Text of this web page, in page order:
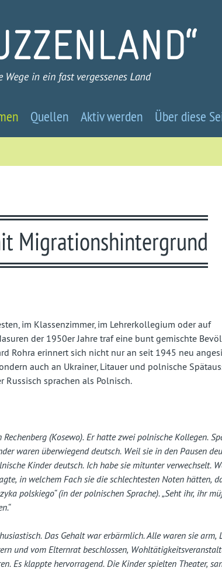
Quellen Aktiv werden Über diese
Migrationshintergrund
im Klassenzimmer, im Lehrerkollegium oder auf
der 1950er Jahre traf eine bunt gemischte
Rohra erinnert sich nicht nur an seit 1945 neu
auch an Ukrainer, Litauer und polnische
sprachen als Polnisch.
(Kosewo). Er hatte zwei polnische Kollegen.
waren überwiegend deutsch. Weil sie in den Pausen
Kinder deutsch. Ich habe sie mitunter verwechselt.
in welchem Fach sie die schlechtesten Noten hätten,
polskiego“ (in der polnischen Sprache). „Seht ihr, ihr
Das Gehalt war erbärmlich. Alle waren sie arm,
und vom Elternrat beschlossen,
Es klappte hervorragend. Die Kinder spielten Theater,